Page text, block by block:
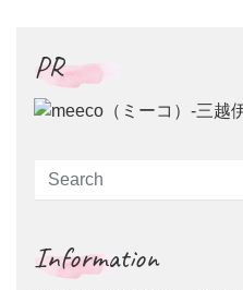
PR
Information